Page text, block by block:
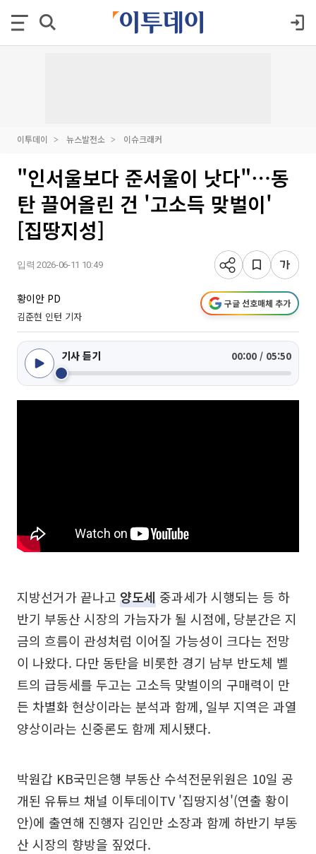
이투데이 뉴스발전소 이슈크래커
"인서울보다 준서울이 낫다"⋯동
탄 끌어올린 건 '고소득 맞벌이'
[집땅지성]
입력 2026-06-11 10:49
황이안 PD
김준현 인턴 기자
구글 선호매체 추가
기사 듣기 00:00 / 05:50
지방선거가 끝나고 양도세 중과세가 시행되는 등 하
반기 부동산 시장의 가늠자가 될 시점에, 당분간은 지
금의 흐름이 관성처럼 이어질 가능성이 크다는 전망
이 나왔다. 다만 동탄을 비롯한 경기 남부 반도체 벨
트의 급등세를 두고는 고소득 맞벌이의 구매력이 만
든 차별화 현상이라는 분석과 함께, 일부 지역은 과열
양상이라는 신중론도 함께 제시됐다.
박원갑 KB국민은행 부동산 수석전문위원은 10일 공
개된 유튜브 채널 이투데이TV '집땅지성'(연출 황이
안)에 출연해 진행자 김인만 소장과 함께 하반기 부동
산 시장의 향방을 짚었다.